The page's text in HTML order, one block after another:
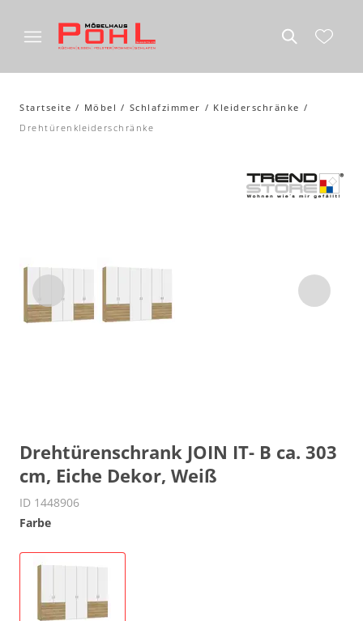
Startseite Möbel Schlafzimmer
Kleiderschränke
Drehtürenkleiderschränke
Drehtürenschrank JOIN IT- B ca. 303
cm, Eiche Dekor, Weiß
ID 1448906
Farbe